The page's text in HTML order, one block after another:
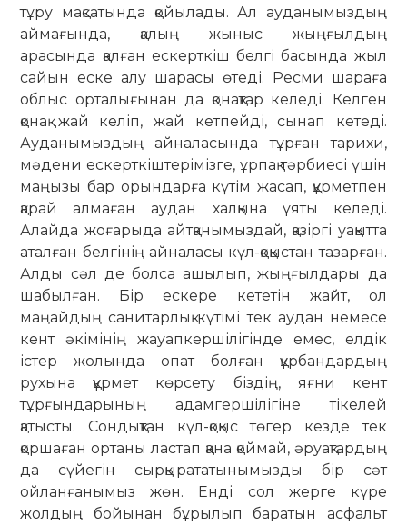
тұру мақсатында қойылады. Ал ауданымыздың
аймағында, қалың жыныс жыңғылдың
арасында қалған ескерткіш белгі басында жыл
сайын еске алу шарасы өтеді. Ресми шараға
облыс орталығынан да қонақтар келеді. Келген
қонақ жай келіп, жай кетпейді, сынап кетеді.
Ауданымыздың айналасында тұрған тарихи,
мәдени ескерткіштерімізге, ұрпақ тәрбиесі үшін
маңызы бар орындарға күтім жасап, құрметпен
қарай алмаған аудан халқына ұяты келеді.
Алайда жоғарыда айтқанымыздай, қазіргі уақытта
аталған белгінің айналасы күл-қоқыстан тазарған.
Алды сәл де болса ашылып, жыңғылдары да
шабылған. Бір ескере кететін жайт, ол
маңайдың санитарлық күтімі тек аудан немесе
кент әкімінің жауапкершілігінде емес, елдік
істер жолында опат болған құрбандардың
рухына құрмет көрсету біздің, яғни кент
тұрғындарының адамгершілігіне тікелей
қатысты. Сондықтан күл-қоқыс төгер кезде тек
қоршаған ортаны ластап қана қоймай, әруақтардың
да сүйегін сырқырататынымызды бір сәт
ойланғанымыз жөн. Енді сол жерге күре
жолдың бойынан бұрылып баратын асфальт